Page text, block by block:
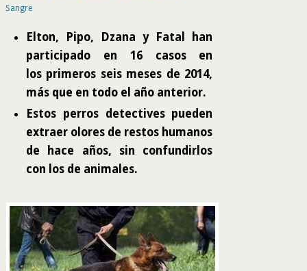
Sangre
Elton, Pipo, Dzana y Fatal han
participado en 16 casos en
los primeros seis meses de 2014,
más que en todo el año anterior.
Estos perros detectives pueden
extraer olores de restos humanos
de hace años, sin confundirlos
con los de animales.